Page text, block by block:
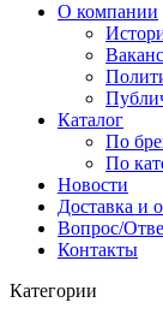
О компании
Каталог
По
По
Новости
Доставка и
Вопрос/
Контакты
Категории